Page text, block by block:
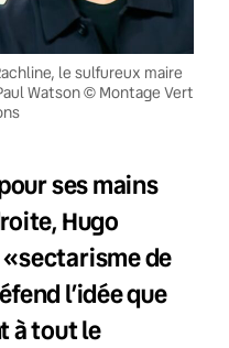
le sulfureux maire
Watson © Montage Vert
ses mains
Hugo
de
l’idée que
à tout le